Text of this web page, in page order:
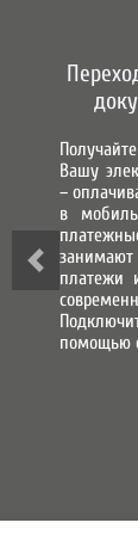
МЫ В
Биктаева
Вашу
–
в
платежи
помощью